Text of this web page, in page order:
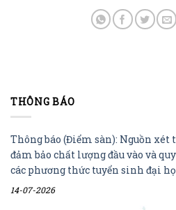
THÔNG BÁO
Thông báo (Điểm sàn): Nguồn xét
đảm bảo chất lượng đầu vào và
các phương thức tuyển sinh đại
14-07-2026